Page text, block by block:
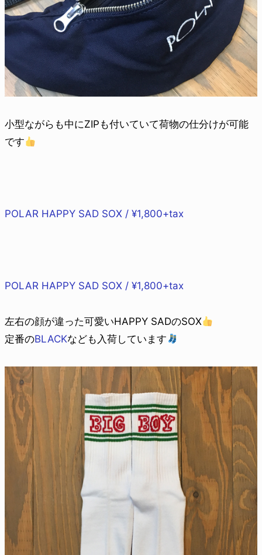
小型ながらも中にZIPも付いていて荷物の仕分けが可能
です
POLAR HAPPY SAD SOX / ¥1,800+tax
POLAR HAPPY SAD SOX / ¥1,800+tax
左右の顔が違った可愛いHAPPY SADのSOX
定番のBLACKなども入荷しています